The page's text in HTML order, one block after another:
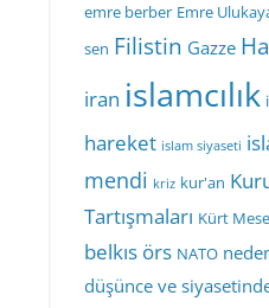
emre berber Emre
sen Filistin Gazze
iran islamcılık
hareket islam siyaseti
mendi kriz kur'an
Tartışmaları Kürt
belkıs örs NATO
düşünce ve